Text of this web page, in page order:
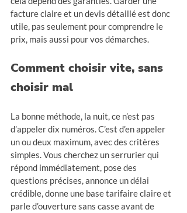
facture claire et un devis détaillé est donc
utile, pas seulement pour comprendre le
prix, mais aussi pour vos démarches.
Comment choisir vite, sans
choisir mal
La bonne méthode, la nuit, ce n’est pas
d’appeler dix numéros. C’est d’en appeler
un ou deux maximum, avec des critères
simples. Vous cherchez un serrurier qui
répond immédiatement, pose des
questions précises, annonce un délai
crédible, donne une base tarifaire claire et
parle d’ouverture sans casse avant de